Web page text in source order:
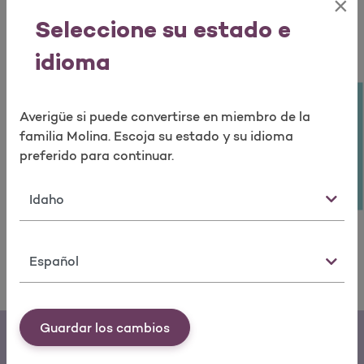
Seleccione su estado e
idioma
Averigüe si puede convertirse en miembro de la
familia Molina. Escoja su estado y su idioma
preferido para continuar.
Estado
Idioma
Guardar los cambios
Servicios que ofrecemos
Los programas y servicios de Molina Healthcare
facilitan que usted reciba atención médica.